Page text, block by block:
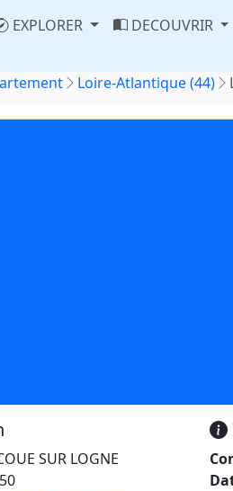
EXPLORER
DECOUVRIR
Loire-Atlantique (44)
SUR LOGNE